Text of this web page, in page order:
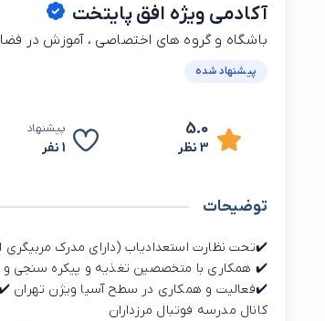
آکادمی ویژه افق پایتخت
باشگاه و گروه های اختصاصی ، آموزش در
پیشنهاد شده
5.0
3 نظر
پیشنهاد
1 نفر
توضیحات
✔️تحت نظارت استعدادیاب (دارای مدرک مربیگری از
✔️ همکاری با متخصصین تغذیه و پیکره سنجی و
کانال مدرسه فوتبال مرزداران